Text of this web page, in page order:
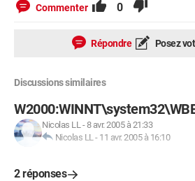
Commenter 0
Répondre Posez
Discussions similaires
Nicolas LL-8 avr. 2005 à 21:33
Nicolas LL- 11 avr. 2005 à 16:10
2 réponses